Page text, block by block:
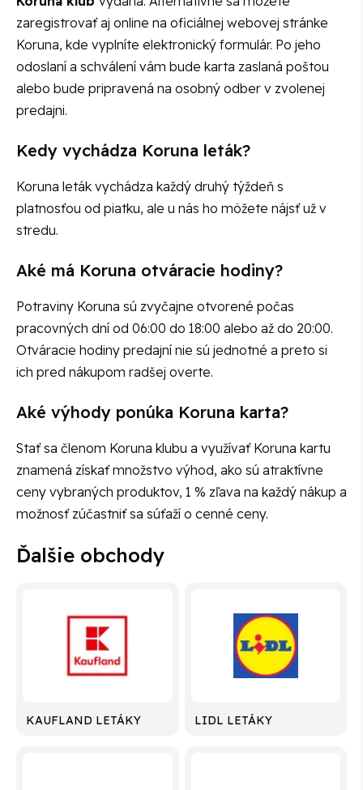
zaregistrovať aj online na oficiálnej webovej stránke
Koruna, kde vyplníte elektronický formulár. Po jeho
odoslaní a schválení vám bude karta zaslaná poštou
alebo bude pripravená na osobný odber v zvolenej
predajni.
Kedy vychádza Koruna leták?
Koruna leták vychádza každý druhý týždeň s
platnosťou od piatku, ale u nás ho môžete nájsť už v
stredu.
Aké má Koruna otváracie hodiny?
Potraviny Koruna sú zvyčajne otvorené počas
pracovných dní od 06:00 do 18:00 alebo až do 20:00.
Otváracie hodiny predajní nie sú jednotné a preto si
ich pred nákupom radšej overte.
Aké výhody ponúka Koruna karta?
Stať sa členom Koruna klubu a využívať Koruna kartu
znamená získať množstvo výhod, ako sú atraktívne
ceny vybraných produktov, 1 % zľava na každý nákup a
možnosť zúčastniť sa súťaží o cenné ceny.
Ďalšie obchody
KAUFLAND LETÁKY LIDL LETÁKY